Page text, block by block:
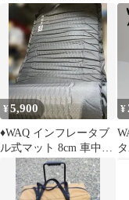
600Dシート
¥5,900
♦︎WAQ インフレータブ
ル式マット 8cm 車中泊
キャンプ用
¥